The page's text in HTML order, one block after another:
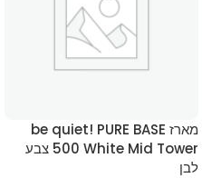
מארז be quiet! PURE BASE
500 White Mid Tower צבע
לבן